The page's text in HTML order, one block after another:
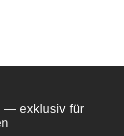
— exklu­siv für